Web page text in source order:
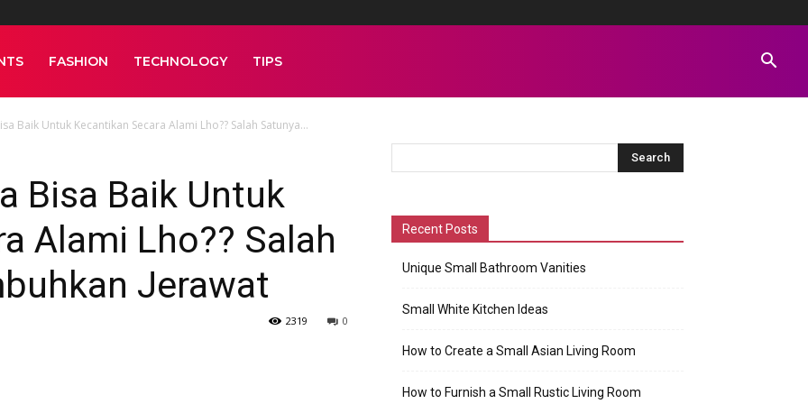
FASHION TECHNOLOGY TIPS
Baik Untuk Kecantikan Secara Alami Lho?? Salah Satunya...
Bisa Baik Untuk
Alami Lho?? Salah
Jerawat
0
2319
Recent Posts
Unique Small Bathroom Vanities
Small White Kitchen Ideas
How to Create a Small Asian Living Room
How to Furnish a Small Rustic Living Room